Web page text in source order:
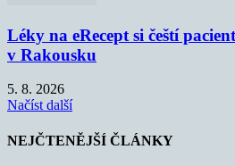
Léky na eRecept si čeští
v Rakousku
5. 8. 2026
Načíst další
NEJČTENĚJŠÍ ČLÁNKY